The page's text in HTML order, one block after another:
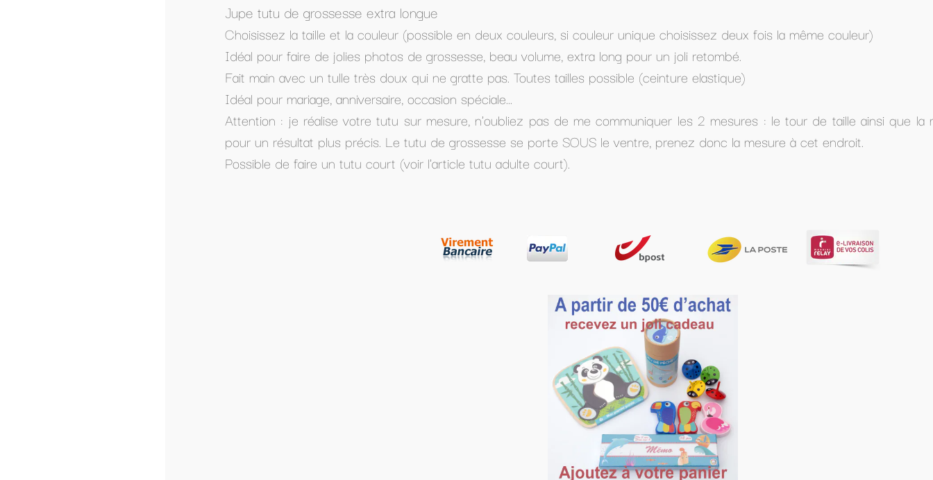
Jupe tutu de grossesse extra longue
Choisissez la taille et la couleur (possible en deux couleurs, si couleur unique choisissez deux fois la même couleur)
Idéal pour faire de jolies photos de grossesse, beau volume, extra long pour un joli retombé.
Fait main avec un tulle très doux qui ne gratte pas. Toutes tailles possible (ceinture elastique)
Idéal pour mariage, anniversaire, occasion spéciale...
Attention : je réalise votre tutu sur mesure, n'oubliez pas de me communiquer les 2 mesures : le tour de taille ainsi que la mesure de la longueur
pour un résultat plus précis. Le tutu de grossesse se porte SOUS le ventre, prenez donc la mesure à cet endroit.
Possible de faire un tutu court (voir l'article tutu adulte court).